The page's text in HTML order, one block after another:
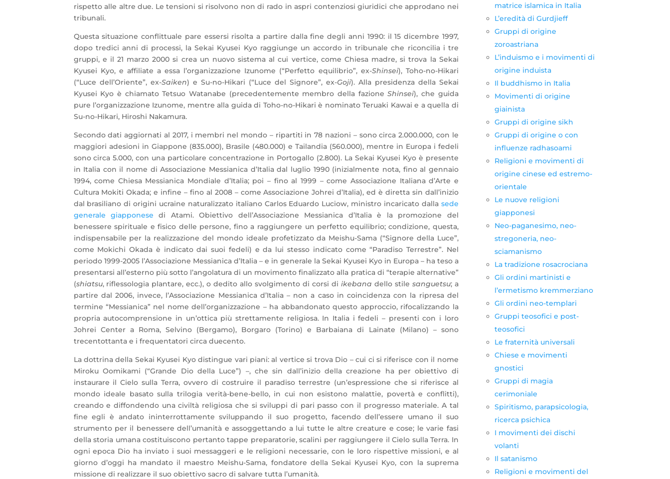
rispetto alle altre due. Le tensioni si risolvono non di rado in aspri contenziosi giuridici che approdano nei
tribunali.
Questa situazione conflittuale pare essersi risolta a partire dalla fine degli anni 1990: il 15 dicembre 1997,
dopo tredici anni di processi, la Sekai Kyusei Kyo raggiunge un accordo in tribunale che riconcilia i tre
gruppi, e il 21 marzo 2000 si crea un nuovo sistema al cui vertice, come Chiesa madre, si trova la Sekai
Kyusei Kyo, e affiliate a essa l’organizzazione Izunome (“Perfetto equilibrio”, ex-Shinsei), Toho-no-Hikari
(“Luce dell’Oriente”, ex-Saiken) e Su-no-Hikari (“Luce del Signore”, ex-Goji). Alla presidenza della Sekai
Kyusei Kyo è chiamato Tetsuo Watanabe (precedentemente membro della fazioneShinsei), che guida
pure l’organizzazione Izunome, mentre alla guida di Toho-no-Hikari è nominato Teruaki Kawai e a quella di
Su-no-Hikari, Hiroshi Nakamura.
Secondo dati aggiornati al 2017, i membri nel mondo – ripartiti in 78 nazioni – sono circa 2.000.000, con le
maggiori adesioni in Giappone (835.000), Brasile (480.000) e Tailandia (560.000), mentre in Europa i fedeli
sono circa 5.000, con una particolare concentrazione in Portogallo (2.800). La Sekai Kyusei Kyo è presente
in Italia con il nome di Associazione Messianica d’Italia dal luglio 1990 (inizialmente nota, fino al gennaio
1994, come Chiesa Messianica Mondiale d’Italia; poi – fino al 1999 – come Associazione Italiana d’Arte e
Cultura Mokiti Okada; e infine – fino al 2008 – come Associazione Johrei d’Italia), ed è diretta sin dall’inizio
dal brasiliano di origini ucraine naturalizzato italiano Carlos Eduardo Luciow, ministro incaricato dalla sede
generale giapponese di Atami. Obiettivo dell’Associazione Messianica d’Italia è la promozione del
benessere spirituale e fisico delle persone, fino a raggiungere un perfetto equilibrio; condizione, questa,
indispensabile per la realizzazione del mondo ideale profetizzato da Meishu-Sama (“Signore della Luce”,
come Mokichi Okada è indicato dai suoi fedeli) e da lui stesso indicato come “Paradiso Terrestre”. Nel
periodo 1999-2005 l’Associazione Messianica d’Italia – e in generale la Sekai Kyusei Kyo in Europa – ha teso a
presentarsi all’esterno più sotto l’angolatura di un movimento finalizzato alla pratica di “terapie alternative”
(shiatsu, riflessologia plantare, ecc.), o dedito allo svolgimento di corsi di ikebana dello stile sanguetsu; a
partire dal 2006, invece, l’Associazione Messianica d’Italia – non a caso in coincidenza con la ripresa del
termine “Messianica” nel nome dell’organizzazione – ha abbandonato questo approccio, rifocalizzando la
propria autocomprensione in un’ottica più strettamente religiosa. In Italia i fedeli – presenti con i loro
Johrei Center a Roma, Selvino (Bergamo), Borgaro (Torino) e Barbaiana di Lainate (Milano) – sono
trecentottanta e i frequentatori circa duecento.
La dottrina della Sekai Kyusei Kyo distingue vari piani: al vertice si trova Dio – cui ci si riferisce con il nome
Miroku Oomikami (“Grande Dio della Luce”) –, che sin dall’inizio della creazione ha per obiettivo di
instaurare il Cielo sulla Terra, ovvero di costruire il paradiso terrestre (un’espressione che si riferisce al
mondo ideale basato sulla trilogia verità-bene-bello, in cui non esistono malattie, povertà e conflitti),
creando e diffondendo una civiltà religiosa che si sviluppi di pari passo con il progresso materiale. A tal
fine egli è andato ininterrottamente sviluppando il suo progetto, facendo dell’essere umano il suo
strumento per il benessere dell’umanità e assoggettando a lui tutte le altre creature e cose; le varie fasi
della storia umana costituiscono pertanto tappe preparatorie, scalini per raggiungere il Cielo sulla Terra. In
ogni epoca Dio ha inviato i suoi messaggeri e le religioni necessarie, con le loro rispettive missioni, e al
giorno d’oggi ha mandato il maestro Meishu-Sama, fondatore della Sekai Kyusei Kyo, con la suprema
missione di realizzare il suo obiettivo sacro di salvare tutta l’umanità.
matrice islamica in Italia
L’eredità di Gurdjieff
Gruppi di origine
zoroastriana
L’induismo e i movimenti di
origine induista
Il buddhismo in Italia
Movimenti di origine
giainista
Gruppi di origine sikh
Gruppi di origine o con
influenze radhasoami
Religioni e movimenti di
origine cinese ed estremo-
orientale
Le nuove religioni
giapponesi
Neo-paganesimo, neo-
stregoneria, neo-
sciamanismo
La tradizione rosacrociana
Gli ordini martinisti e
l’ermetismo kremmerziano
Gli ordini neo-templari
Gruppi teosofici e post-
teosofici
Le fraternità universali
Chiese e movimenti
gnostici
Gruppi di magia
cerimoniale
Spiritismo, parapsicologia,
ricerca psichica
I movimenti dei dischi
volanti
Il satanismo
Religioni e movimenti del